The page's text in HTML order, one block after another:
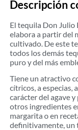
Descripción
El tequila Don Julio
elabora a partir del
cultivado. De este
todos los demás
puro y del más
Tiene un atractivo
cítricos, a especias,
carácter del agave
otros ingredientes
margarita o en
definitivamente, un